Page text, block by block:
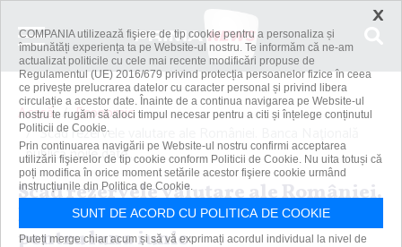
Acasă
Economic
Scad rezervele valutare ale României. Banca Naţională
publică noile date...
Scad rezervele valutare ale României.
Banca Naţională publică noile date
pentru luna iunie
×
COMPANIA utilizează fişiere de tip cookie pentru a personaliza și
îmbunătăți experiența ta pe Website-ul nostru. Te informăm că ne-am
actualizat politicile cu cele mai recente modificări propuse de
Regulamentul (UE) 2016/679 privind protecția persoanelor fizice în ceea
ce privește prelucrarea datelor cu caracter personal și privind libera
circulație a acestor date. Înainte de a continua navigarea pe Website-ul
nostru te rugăm să aloci timpul necesar pentru a citi și înțelege conținutul
Politicii de Cookie.
Prin continuarea navigării pe Website-ul nostru confirmi acceptarea
utilizării fişierelor de tip cookie conform Politicii de Cookie. Nu uita totuși că
poți modifica în orice moment setările acestor fişiere cookie urmând
instrucțiunile din Politica de Cookie.
SUNT DE ACORD CU POLITICA DE COOKIE
Puteți merge chiar acum și să vă exprimați acordul individual la nivel de